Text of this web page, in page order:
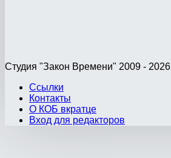
Студия "Закон Времени" 2009 - 2026
Ссылки
Контакты
О КОБ вкратце
Вход для редакторов